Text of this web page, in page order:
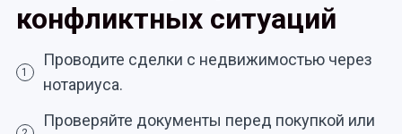
конфликтных ситуаций
1
Проводите сделки с недвижимостью через
нотариуса.
Проверяйте документы перед покупкой или